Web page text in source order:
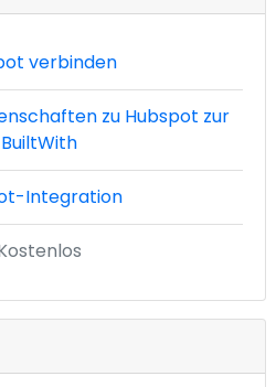
verbinden
zu Hubspot zur
Integration